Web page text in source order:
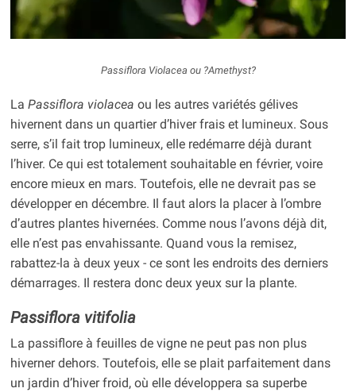
Passiflora Violacea ou ?Amethyst?
La Passiflora violacea ou les autres variétés gélives
hivernent dans un quartier d’hiver frais et lumineux. Sous
serre, s’il fait trop lumineux, elle redémarre déjà durant
l’hiver. Ce qui est totalement souhaitable en février, voire
encore mieux en mars. Toutefois, elle ne devrait pas se
développer en décembre. Il faut alors la placer à l’ombre
d’autres plantes hivernées. Comme nous l’avons déjà dit,
elle n’est pas envahissante. Quand vous la remisez,
rabattez-la à deux yeux - ce sont les endroits des derniers
démarrages. Il restera donc deux yeux sur la plante.
Passiflora vitifolia
La passiflore à feuilles de vigne ne peut pas non plus
hiverner dehors. Toutefois, elle se plait parfaitement dans
un jardin d’hiver froid, où elle développera sa superbe